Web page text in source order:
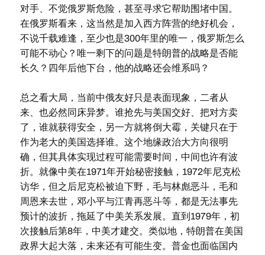
对手、不觉俄罗斯危险，甚至寻求它帮助围堵中国。
在俄罗斯看来，这当然是加入西方阵营的绝好机会，
不说千载难逢，至少也是300年里的唯一，俄罗斯怎么
可能不动心？唯一剩下的问题是特朗普的战略是否能
长久？四年后他下台，他的战略还会维系吗？
总之看大局，当前中俄友好只是表面现象，二者从
来、也必然同床异梦。谁抢先与美国交好、把对方卖
了，谁就获得安全，另一方就将倒大霉，关键只在于
作为老大的美国选择谁。这个地缘政治大方向很明
确，但其具体实现过程可能需要时间，中间也许有波
折。就像中美在1971年开始秘密接触，1972年尼克松
访华，但之后尼克松被迫下野，毛与林彪恶斗，毛和
周恩来去世，邓小平与江青再恶斗等，都是无法事先
预计的波折，拖延了中美关系发展。直到1979年，初
次接触后第8年，中美才建交。类似地，特朗普在美国
政界大起大落，未来还有可能生变。普金也面临国内